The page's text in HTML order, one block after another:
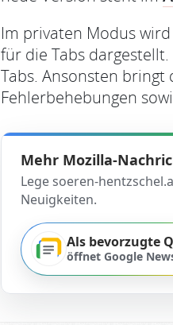
Im privaten Modus
für die Tabs
Tabs. Ansonsten
Fehlerbehebungen
Mehr Mozilla-
Lege soeren-
Neuigkeiten.
Als bevorzugte
öffnet Google